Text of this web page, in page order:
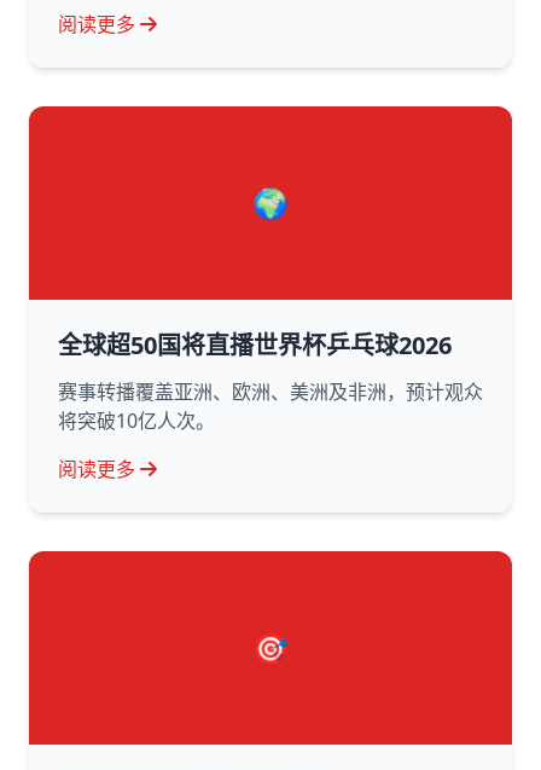
阅读更多
🌍
全球超50国将直播世界杯乒乓球2026
赛事转播覆盖亚洲、欧洲、美洲及非洲，预计观众
将突破10亿人次。
阅读更多
🎯